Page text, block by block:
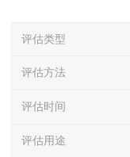
评估类型
评估方法
评估时间
评估用途